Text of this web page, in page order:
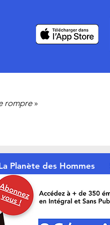
rompre»
Planète des Hommes